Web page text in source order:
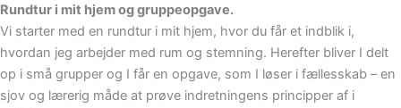
Rundtur i mit hjem og gruppeopgave.
Vi starter med en rundtur i mit hjem, hvor du får et indblik i,
hvordan jeg arbejder med rum og stemning. Herefter bliver I delt
op i små grupper og I får en opgave, som I løser i fællesskab – en
sjov og lærerig måde at prøve indretningens principper af i